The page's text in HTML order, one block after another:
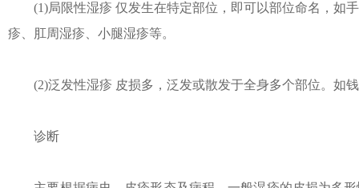
(1)局限性湿疹 仅发生在特定部位，即可以部位命名，如
疹、肛周湿疹、小腿湿疹等。
(2)泛发性湿疹 皮损多，泛发或散发于全身多个部位。如
诊断